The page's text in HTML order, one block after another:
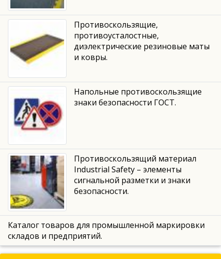
Противоскользящие,
противоусталостные,
диэлектрические резиновые маты
и ковры.
Напольные противоскользящие
знаки безопасности ГОСТ.
Противоскользящий материал
Industrial Safety – элементы
сигнальной разметки и знаки
безопасности.
Каталог товаров для промышленной маркировки
складов и предприятий.